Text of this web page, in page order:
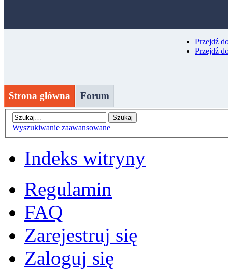
Przejdź
Przejdź
Strona główna Forum
Wyszukiwanie zaawansowane
Indeks witryny
Regulamin
FAQ
Zarejestruj się
Zaloguj się